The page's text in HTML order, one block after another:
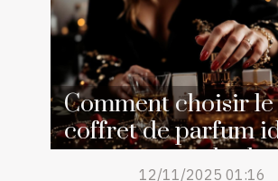
Comment choisir le
coffret de parfum
pour surprendre
12/11/2025 01:16